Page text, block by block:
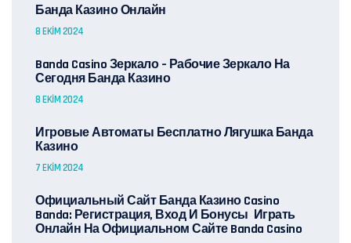
Банда Казино Онлайн
8 EKIM 2024
Banda Casino Зеркало – Рабочие Зеркало На
Сегодня Банда Казино
8 EKIM 2024
Игровые Автоматы Бесплатно Лягушка Банда
Казино
7 EKIM 2024
Официальный Сайт Банда Казино Casino
Banda: Регистрация, Вход И Бонусы ️ Играть
Онлайн На Официальном Сайте Banda Casino